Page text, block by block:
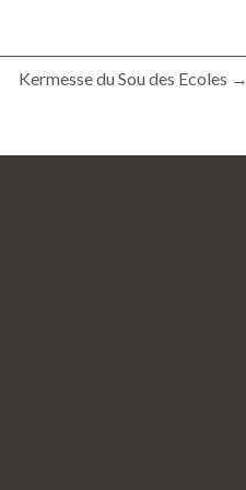
Kermesse du Sou des Ecoles →